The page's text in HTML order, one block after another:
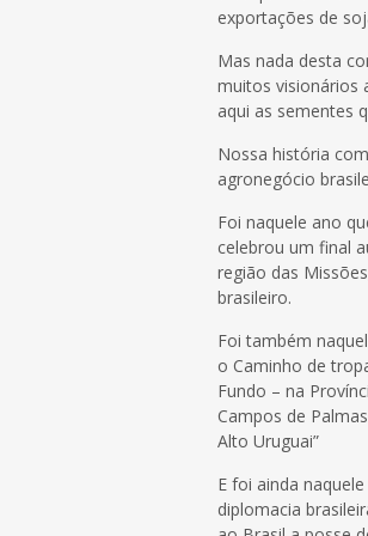
exportações de
Mas nada desta
muitos visionários
aqui as sementes
Nossa história
agronegócio
Foi naquele ano
celebrou um final
região das
brasileiro.
Foi também
o Caminho de
Fundo – na
Campos de
Alto Uruguai”
E foi ainda
diplomacia